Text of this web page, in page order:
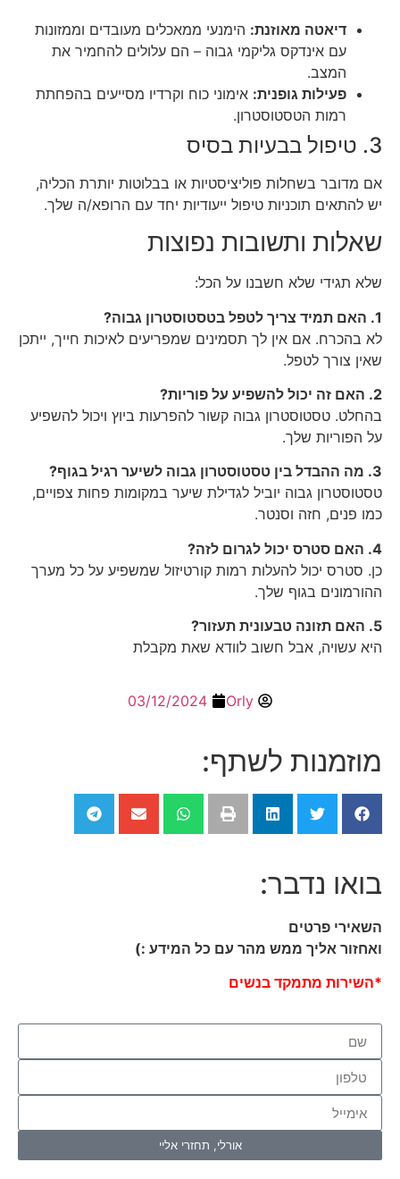
דיאטה מאוזנת: הימנעי ממאכלים מעובדים וממזונות
עם אינדקס גליקמי גבוה – הם עלולים להחמיר את
המצב.
פעילות גופנית: אימוני כוח וקרדיו מסייעים בהפחתת
רמות הטסטוסטרון.
3. טיפול בבעיות בסיס
אם מדובר בשחלות פוליציסטיות או בבלוטות יותרת הכליה,
יש להתאים תוכניות טיפול ייעודיות יחד עם הרופא/ה שלך.
שאלות ותשובות נפוצות
שלא תגידי שלא חשבנו על הכל:
1. האם תמיד צריך לטפל בטסטוסטרון גבוה?
לא בהכרח. אם אין לך תסמינים שמפריעים לאיכות חייך, ייתכן
שאין צורך לטפל.
2. האם זה יכול להשפיע על פוריות?
בהחלט. טסטוסטרון גבוה קשור להפרעות ביוץ ויכול להשפיע
על הפוריות שלך.
3. מה ההבדל בין טסטוסטרון גבוה לשיער רגיל בגוף?
טסטוסטרון גבוה יוביל לגדילת שיער במקומות פחות צפויים,
כמו פנים, חזה וסנטר.
4. האם סטרס יכול לגרום לזה?
כן. סטרס יכול להעלות רמות קורטיזול שמשפיע על כל מערך
ההורמונים בגוף שלך.
5. האם תזונה טבעונית תעזור?
היא עשויה, אבל חשוב לוודא שאת מקבלת
Orly
03/12/2024
מוזמנות לשתף:
בואו נדבר:
השאירי פרטים
ואחזור אליך ממש מהר עם כל המידע :)
*השירות מתמקד בנשים
אורלי, תחזרי אליי